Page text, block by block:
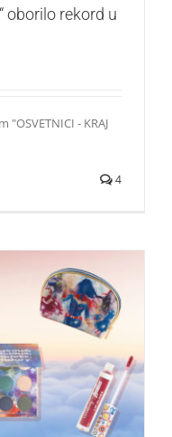
oborilo rekord u
- KRAJ
4
kolekciju šminke
sa ovog sveta